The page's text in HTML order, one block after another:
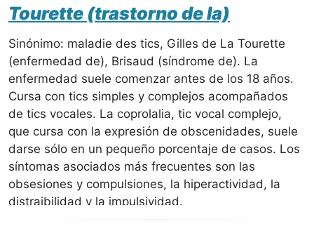
Tourette (trastorno de la)
Sinónimo: maladie des tics, Gilles de La Tourette
(enfermedad de), Brisaud (síndrome de). La
enfermedad suele comenzar antes de los 18 años.
Cursa con tics simples y complejos acompañados
de tics vocales. La coprolalia, tic vocal complejo,
que cursa con la expresión de obscenidades, suele
darse sólo en un pequeño porcentaje de casos. Los
síntomas asociados más frecuentes son las
obsesiones y compulsiones, la hiperactividad, la
distraibilidad y la impulsividad.